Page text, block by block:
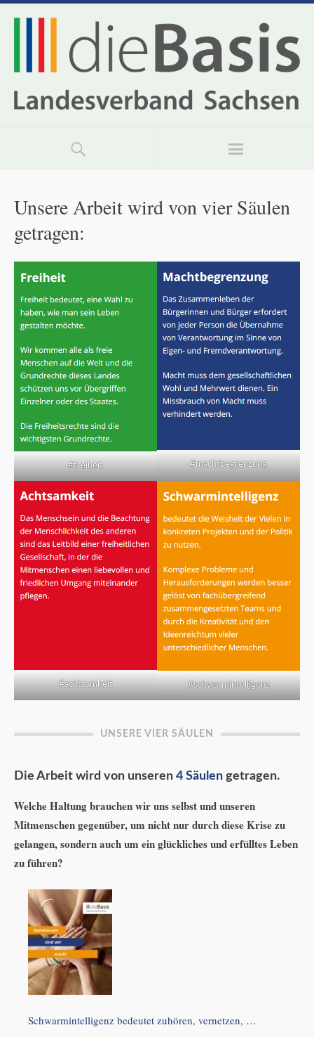
Unsere Arbeit wird von vier Säulen
getragen:
#freiheit #machtbegrenzung
#achtsamkeit #schwarmintelligenz
UNSERE VIER SÄULEN
Die Arbeit wird von unseren 4 Säulen getragen.
Welche Haltung brauchen wir uns selbst und unseren
Mitmenschen gegenüber, um nicht nur durch diese Krise zu
gelangen, sondern auch um ein glückliches und erfülltes Leben
zu führen?
Schwarmintelligenz bedeutet zuhören, vernetzen, …